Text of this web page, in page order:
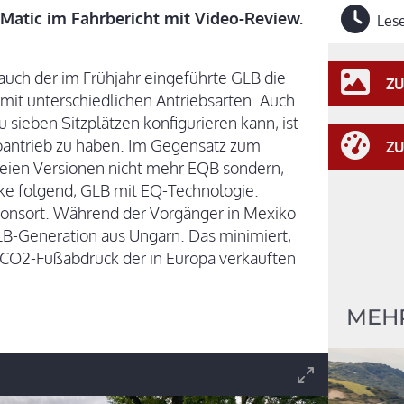
im Fahrbericht mit Video-Review.
der im Frühjahr eingeführte GLB die
unterschiedlichen Antriebsarten. Auch
sieben Sitzplätzen konfigurieren kann, ist
zu haben. Im Gegensatz zum
Versionen nicht mehr EQB sondern,
folgend, GLB mit EQ-Technologie.
Während der Vorgänger in Mexiko
Generation aus Ungarn. Das minimiert,
Fußabdruck der in Europa verkauften